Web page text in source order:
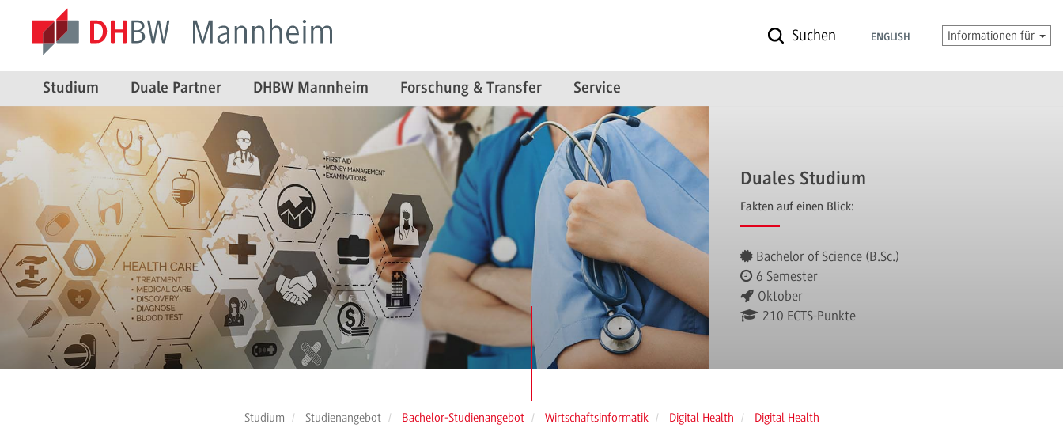
Suchen ENGLISH Informationen für
Studium Duale Partner DHBW Mannheim Forschung & Transfer Service
Duales Studium
Fakten auf einen Blick:
Bachelor of Science (B.Sc.)
6 Semester
Oktober
210 ECTS-Punkte
Studium Studienangebot Bachelor-Studienangebot Wirtschaftsinformatik Digital Health Digital Health